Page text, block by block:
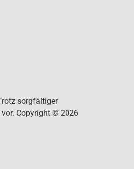
sorgfältiger
vor. Copyright © 2026